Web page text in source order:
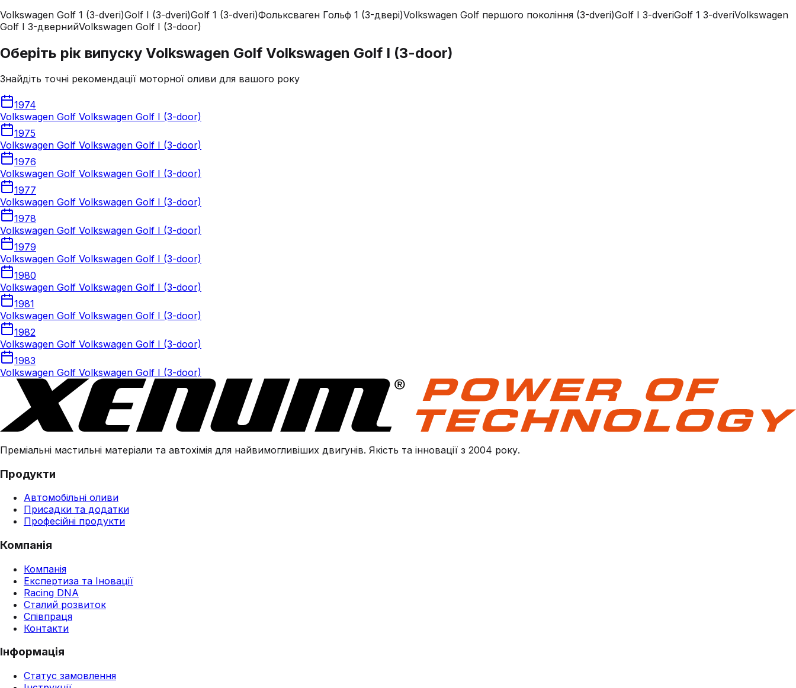
Volkswagen Golf 1 (3-dveri)Golf I (3-dveri)Golf 1 (3-dveri)Фольксваген Гольф 1 (3-двері)Volkswagen Golf першого покоління (3-dveri)Golf I 3-dveriGolf 1 3-dveriVolkswagen
Golf I 3-двернийVolkswagen Golf I (3-door)
Оберіть рік випуску Volkswagen Golf Volkswagen Golf I (3-door)
Знайдіть точні рекомендації моторної оливи для вашого року
1974
Volkswagen Golf Volkswagen Golf I (3-door)
1975
Volkswagen Golf Volkswagen Golf I (3-door)
1976
Volkswagen Golf Volkswagen Golf I (3-door)
1977
Volkswagen Golf Volkswagen Golf I (3-door)
1978
Volkswagen Golf Volkswagen Golf I (3-door)
1979
Volkswagen Golf Volkswagen Golf I (3-door)
1980
Volkswagen Golf Volkswagen Golf I (3-door)
1981
Volkswagen Golf Volkswagen Golf I (3-door)
1982
Volkswagen Golf Volkswagen Golf I (3-door)
1983
Volkswagen Golf Volkswagen Golf I (3-door)
Преміальні мастильні матеріали та автохімія для найвимогливіших двигунів. Якість та інновації з 2004 року.
Продукти
Автомобільні оливи
Присадки та додатки
Професійні продукти
Компанія
Компанія
Експертиза та Іновації
Racing DNA
Сталий розвиток
Співпраця
Контакти
Інформація
Статус замовлення